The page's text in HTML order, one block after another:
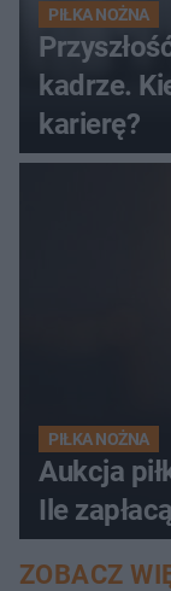
PIŁKA NOŻNA
kadrze.
karierę?
PIŁKA NOŻNA
Aukcja
Ile
ZOBACZ